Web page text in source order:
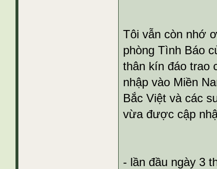
Tôi vẫn còn nhớ
phòng Tình Báo
thân kín đáo trao
nhập vào Miền
Bắc Việt và các
vừa được cập
- lần đầu ngày 3